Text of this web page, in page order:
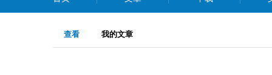
内
主
标
查看
动
我的文章